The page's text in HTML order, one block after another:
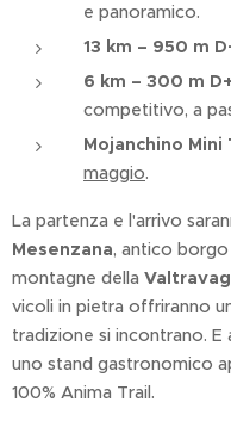
e panoramico.
13 km – 950 m
6 km – 300 m D+
competitivo, a
Mojanchino Mini
maggio.
La partenza e l'arrivo
Mesenzana, antico
montagne della
vicoli in pietra offriranno
tradizione si incontrano. E
uno stand gastronomico
100% Anima Trail.